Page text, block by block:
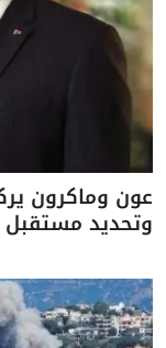
عون وماكرون
وتحديد مستقبل